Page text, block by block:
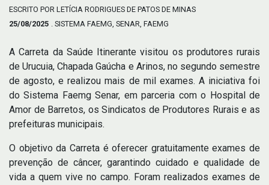
ESCRITO POR LETÍCIA RODRIGUES DE PATOS DE MINAS
25/08/2025 . SISTEMA FAEMG, SENAR, FAEMG
A Carreta da Saúde Itinerante visitou os produtores rurais
de Urucuia, Chapada Gaúcha e Arinos, no segundo semestre
de agosto, e realizou mais de mil exames. A iniciativa foi
do Sistema Faemg Senar, em parceria com o Hospital de
Amor de Barretos, os Sindicatos de Produtores Rurais e as
prefeituras municipais.
O objetivo da Carreta é oferecer gratuitamente exames de
prevenção de câncer, garantindo cuidado e qualidade de
vida a quem vive no campo. Foram realizados exames de